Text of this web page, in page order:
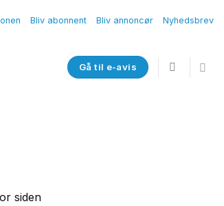
Bliv abonnent Bliv annoncør Nyhedsbrev
Gå til e-avis
siden